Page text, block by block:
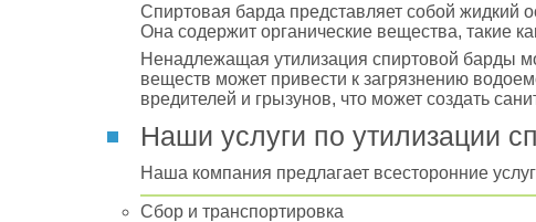
Спиртовая барда представляет собой жидкий
Она содержит органические вещества, такие
Ненадлежащая утилизация спиртовой барды
веществ может привести к загрязнению
вредителей и грызунов, что может создать
Наши услуги по утилизации
Наша компания предлагает всесторонние
Сбор и транспортировка